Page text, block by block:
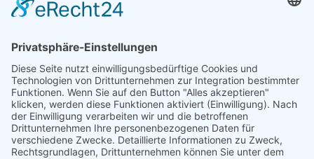
Trainingszentrum Hannover
30169 Hannover
Telefon: +49 511 123598-531
AGB